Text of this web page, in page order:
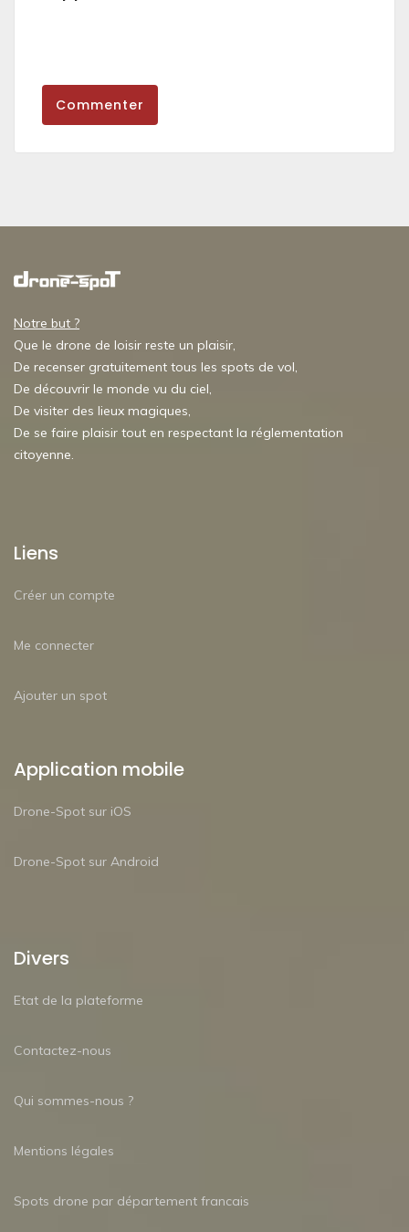
Commenter
Notre but ?
Que le drone de loisir reste un plaisir,
De recenser gratuitement tous les spots de vol,
De découvrir le monde vu du ciel,
De visiter des lieux magiques,
De se faire plaisir tout en respectant la réglementation
citoyenne.
Liens
Créer un compte
Me connecter
Ajouter un spot
Application mobile
Drone-Spot sur iOS
Drone-Spot sur Android
Divers
Etat de la plateforme
Contactez-nous
Qui sommes-nous ?
Mentions légales
Spots drone par département francais